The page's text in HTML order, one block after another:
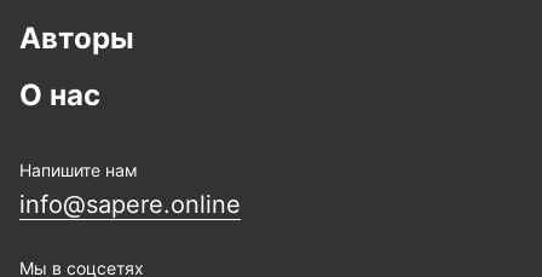
Авторы
О нас
Напишите нам
info@sapere.online
Мы в соцсетях